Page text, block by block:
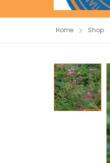
Home Shop